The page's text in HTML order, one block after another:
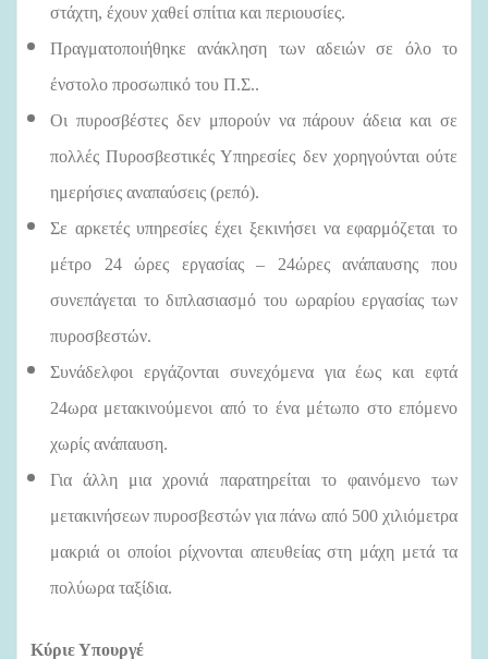
στάχτη, έχουν χαθεί σπίτια και περιουσίες.
Πραγματοποιήθηκε ανάκληση των αδειών σε όλο το
ένστολο προσωπικό του Π.Σ..
Οι πυροσβέστες δεν μπορούν να πάρουν άδεια και σε
πολλές Πυροσβεστικές Υπηρεσίες δεν χορηγούνται ούτε
ημερήσιες αναπαύσεις (ρεπό).
Σε αρκετές υπηρεσίες έχει ξεκινήσει να εφαρμόζεται το
μέτρο 24 ώρες εργασίας – 24ώρες ανάπαυσης που
συνεπάγεται το διπλασιασμό του ωραρίου εργασίας των
πυροσβεστών.
Συνάδελφοι εργάζονται συνεχόμενα για έως και εφτά
24ωρα μετακινούμενοι από το ένα μέτωπο στο επόμενο
χωρίς ανάπαυση.
Για άλλη μια χρονιά παρατηρείται το φαινόμενο των
μετακινήσεων πυροσβεστών για πάνω από 500 χιλιόμετρα
μακριά οι οποίοι ρίχνονται απευθείας στη μάχη μετά τα
πολύωρα ταξίδια.
Κύριε Υπουργέ